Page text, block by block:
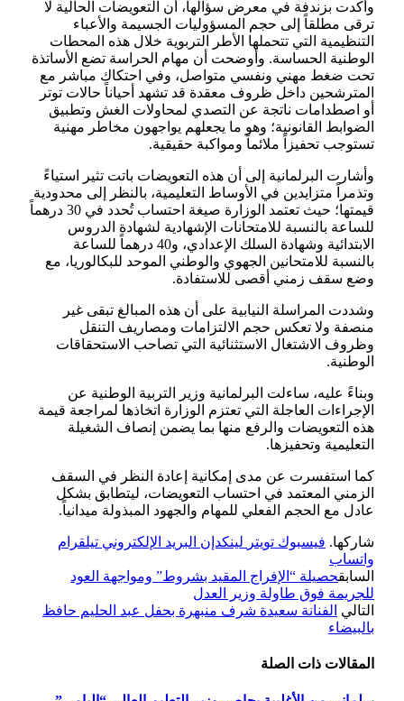
وأكدت بزندفة في معرض سؤالها، أن التعويضات الحالية لا
ترقى مطلقاً إلى حجم المسؤوليات الجسيمة والأعباء
التنظيمية التي تتحملها الأطر التربوية خلال هذه المحطات
الوطنية الحساسة. وأوضحت أن مهام الحراسة تضع الأساتذة
تحت ضغط مهني ونفسي متواصل، وفي احتكاك مباشر مع
المترشحين داخل ظروف معقدة قد تشهد أحياناً حالات توتر
أو اصطدامات ناتجة عن التصدي لمحاولات الغش وتطبيق
الضوابط القانونية؛ وهو ما يجعلهم يواجهون مخاطر مهنية
تستوجب تحفيزاً ملائماً ومواكبة حقيقية.
وأشارت البرلمانية إلى أن هذه التعويضات باتت تثير استياءً
وتذمراً متزايدين في الأوساط التعليمية، بالنظر إلى محدودية
قيمتها؛ حيث تعتمد الوزارة صيغة احتساب تُحدد في 30 درهماً
للساعة بالنسبة للامتحانات الإشهادية لشهادة الدروس
الابتدائية وشهادة السلك الإعدادي، و40 درهماً للساعة
بالنسبة للامتحانين الجهوي والوطني الموحد للبكالوريا، مع
وضع سقف زمني أقصى للاستفادة.
وشددت المراسلة النيابية على أن هذه المبالغ تبقى غير
منصفة ولا تعكس حجم الالتزامات ومصاريف التنقل
وظروف الاشتغال الاستثنائية التي تصاحب الاستحقاقات
الوطنية.
وبناءً عليه، ساءلت البرلمانية وزير التربية الوطنية عن
الإجراءات العاجلة التي تعتزم الوزارة اتخاذها لمراجعة قيمة
هذه التعويضات والرفع منها بما يضمن إنصاف الشغيلة
التعليمية وتحفيزها.
كما استفسرت عن مدى إمكانية إعادة النظر في السقف
الزمني المعتمد في احتساب التعويضات، ليتطابق بشكل
عادل مع الحجم الفعلي للمهام والجهود المبذولة ميدانياً.
شاركها. فيسبوك تويتر لينكدإن البريد الإلكتروني تيلقرام
واتساب
السابقحصيلة “الإفراج المقيد بشروط” ومواجهة العود
للجريمة فوق طاولة وزير العدل
التالي الفنانة سعيدة شرف منبهرة بحفل عبد الحليم حافظ
بالبيضاء
المقالاتذات الصلة